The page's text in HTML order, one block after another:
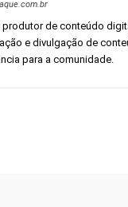
produtor de conteúdo
e divulgação de
para a comunidade.